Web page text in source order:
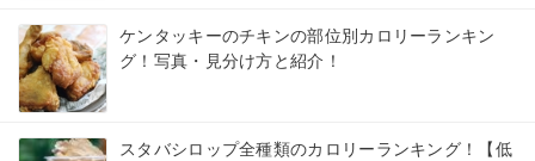
ケンタッキーのチキンの部位別カロリーランキン
グ！写真・見分け方と紹介！
スタバシロップ全種類のカロリーランキング！【低